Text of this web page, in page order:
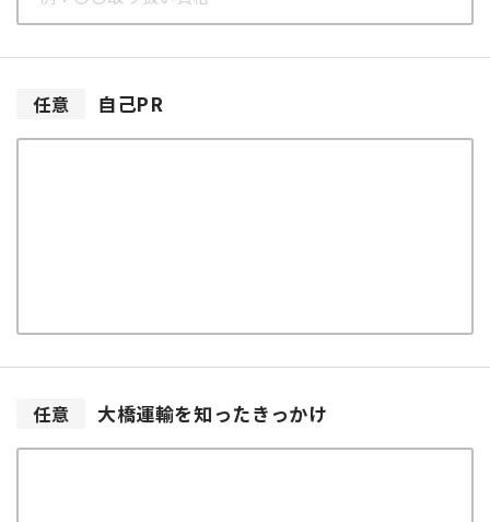
任意 自己PR
任意 大橋運輸を知ったきっかけ